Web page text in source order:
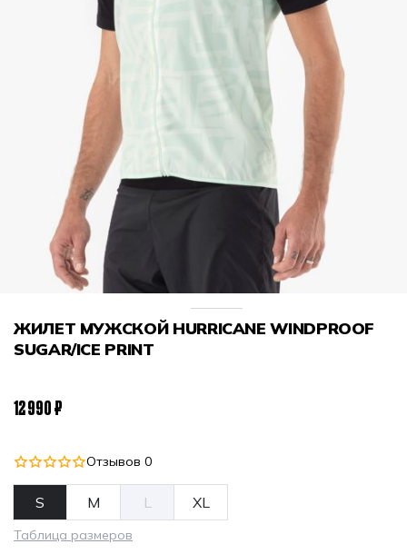
Отзывов 0
ЖИЛЕТ МУЖСКОЙ HURRICANE WINDPROOF
SUGAR/ICE PRINT
12 990 ₽
Таблица размеров
S M L XL